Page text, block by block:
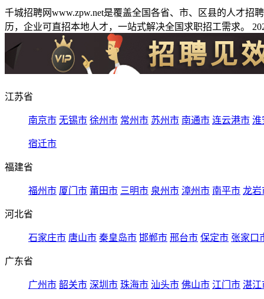
千城招聘网www.zpw.net是覆盖全国各省、市、区县的人才
历，企业可直招本地人才，一站式解决全国求职招工需求。
江苏省
南京市 无锡市 徐州市 常州市 苏州市 南通市 连云港市 淮
宿迁市
福建省
福州市 厦门市 莆田市 三明市 泉州市 漳州市 南平市 龙岩
河北省
石家庄市 唐山市 秦皇岛市 邯郸市 邢台市 保定市 张家口
广东省
广州市 韶关市 深圳市 珠海市 汕头市 佛山市 江门市 湛江